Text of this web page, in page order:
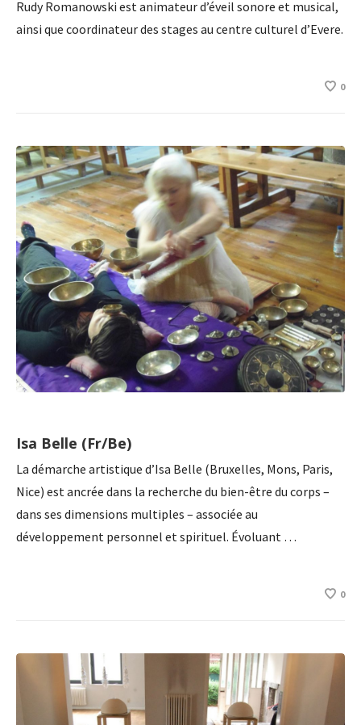
Rudy Romanowski est animateur d’éveil sonore et musical,
ainsi que coordinateur des stages au centre culturel d’Evere.
0
Isa Belle (Fr/Be)
La démarche artistique d’Isa Belle (Bruxelles, Mons, Paris,
Nice) est ancrée dans la recherche du bien-être du corps –
dans ses dimensions multiples – associée au
développement personnel et spirituel. Évoluant …
0